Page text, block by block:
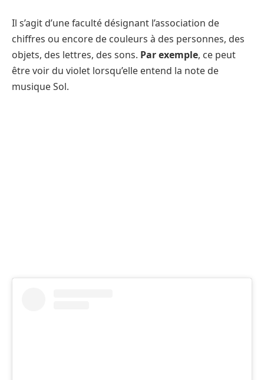
Il s’agit d’une faculté désignant l’association de
chiffres ou encore de couleurs à des personnes, des
objets, des lettres, des sons. Par exemple, ce peut
être voir du violet lorsqu’elle entend la note de
musique Sol.